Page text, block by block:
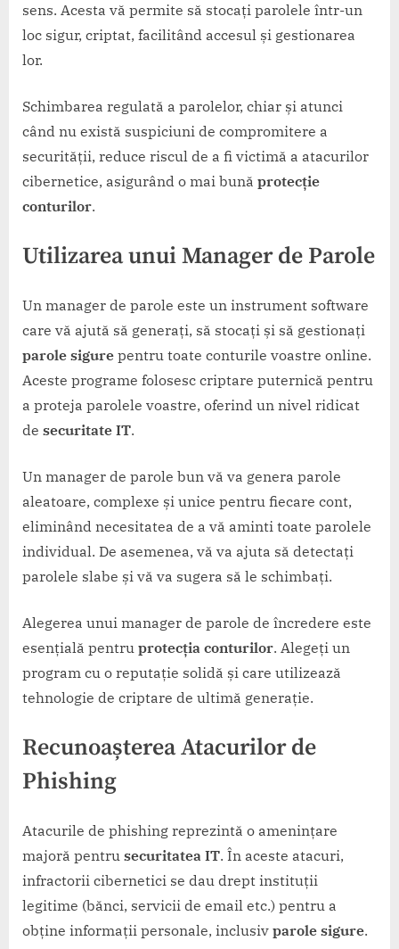
sens. Acesta vă permite să stocați parolele într-un
loc sigur, criptat, facilitând accesul și gestionarea
lor.
Schimbarea regulată a parolelor, chiar și atunci
când nu există suspiciuni de compromitere a
securității, reduce riscul de a fi victimă a atacurilor
cibernetice, asigurând o mai bună protecție
conturilor.
Utilizarea unui Manager de Parole
Un manager de parole este un instrument software
care vă ajută să generați, să stocați și să gestionați
parole sigure pentru toate conturile voastre online.
Aceste programe folosesc criptare puternică pentru
a proteja parolele voastre, oferind un nivel ridicat
de securitate IT.
Un manager de parole bun vă va genera parole
aleatoare, complexe și unice pentru fiecare cont,
eliminând necesitatea de a vă aminti toate parolele
individual. De asemenea, vă va ajuta să detectați
parolele slabe și vă va sugera să le schimbați.
Alegerea unui manager de parole de încredere este
esențială pentru protecția conturilor. Alegeți un
program cu o reputație solidă și care utilizează
tehnologie de criptare de ultimă generație.
Recunoașterea Atacurilor de
Phishing
Atacurile de phishing reprezintă o amenințare
majoră pentru securitatea IT. În aceste atacuri,
infractorii cibernetici se dau drept instituții
legitime (bănci, servicii de email etc.) pentru a
obține informații personale, inclusiv parole sigure.